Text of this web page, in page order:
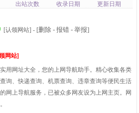
出站次数
收录日期
更新日期
[认领网站] - [删除 - 报错 - 举报]
网站]
用网址大全，您的上网导航助手。精心收集各类
询、快递查询、机票查询、违章查询等便民生活
网上导航服务，已被众多网友设为上网主页。网